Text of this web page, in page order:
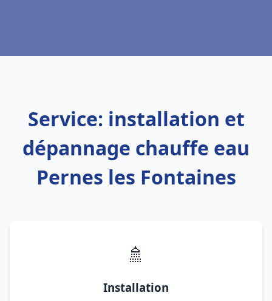
Service: installation et
dépannage chauffe eau
Pernes les Fontaines
🚿
Installation